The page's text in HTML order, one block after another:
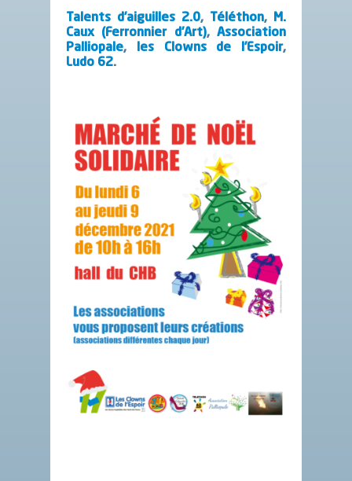
Talents d’aiguilles 2.0, Téléthon,
M.
Caux (Ferronnier d’Art),Association
Palliopale, les Clowns de l’Espoir,
Ludo 62.